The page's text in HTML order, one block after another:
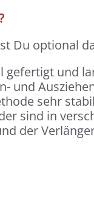
Du optional
gefertigt und
und
sehr
sind in
der